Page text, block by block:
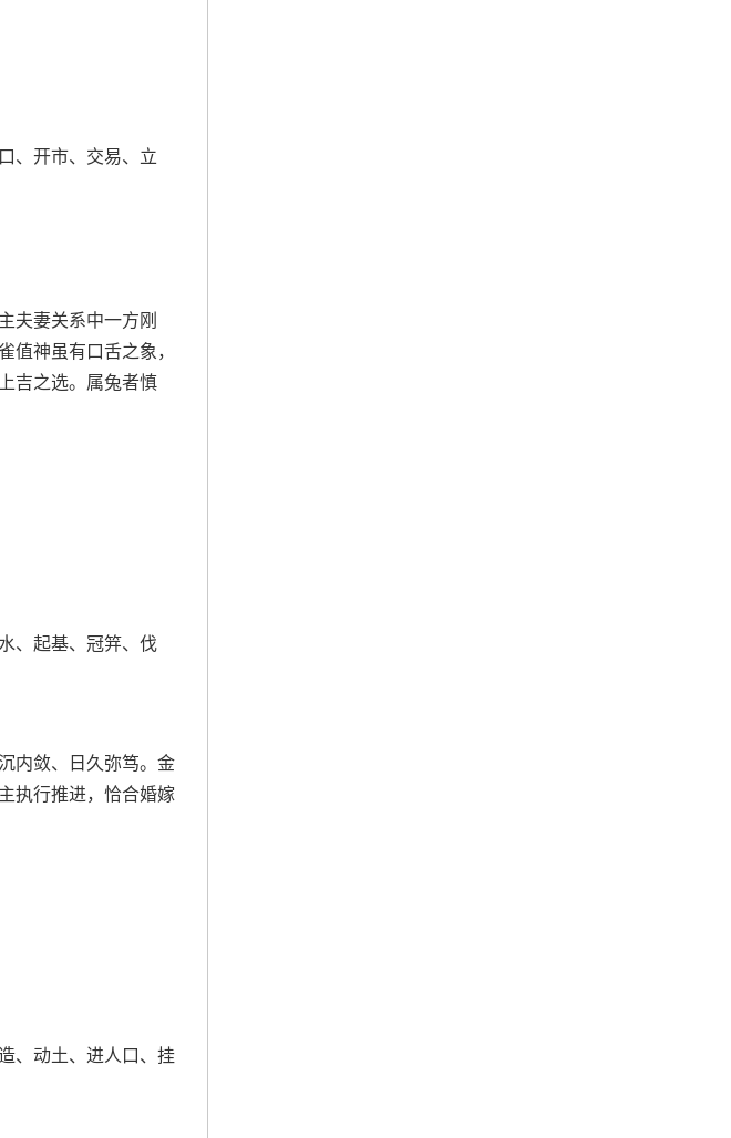
、开市、交易、立
夫妻关系中一方刚
值神虽有口舌之象，
吉之选。属兔者慎
、起基、冠笄、伐
内敛、日久弥笃。金
执行推进，恰合婚嫁
、动土、进人口、挂